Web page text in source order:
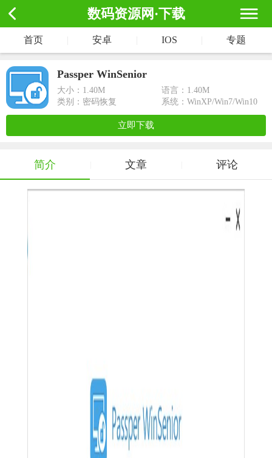
数码资源网·下载
首页 安卓 IOS 专题
Passper WinSenior
大小： 1.40M
语言：1.40M
类别：密码恢复
系统：WinXP/Win7/Win10
立即下载
简介 文章 评论